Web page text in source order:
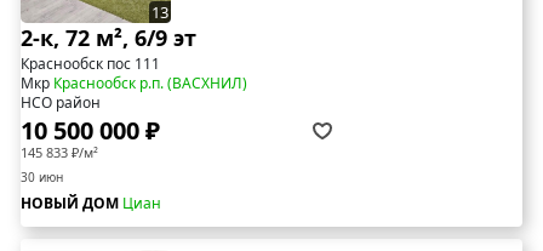
13
2-к, 72 м², 6/9 эт
Краснообск пос 111
Мкр Краснообск р.п. (ВАСХНИЛ)
НСО район
10 500 000 ₽
145 833 ₽/м²
30 июн
НОВЫЙ ДОМ Циан